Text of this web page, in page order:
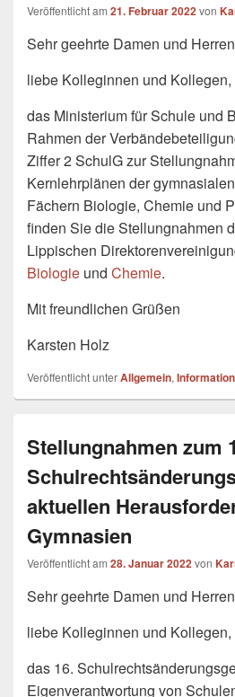
Veröffentlicht am 21. Februar 2022von
Sehr geehrte Damen und
liebe Kolleginnen und Kollegen,
das Ministerium für Schule und
Rahmen der
Ziffer 2 SchulG zur
Kernlehrplänen der
Fächern Biologie, Chemie und
finden Sie die Stellungnahmen
Lippischen
Biologie und Chemie.
Mit freundlichen Grüßen
Karsten Holz
Veröffentlicht unterAllgemein, Information
Stellungnahmen zum
aktuellen
Gymnasien
Veröffentlicht am 28. Januar 2022von
Sehr geehrte Damen und
liebe Kolleginnen und Kollegen,
das 16.
Eigenverantwortung von